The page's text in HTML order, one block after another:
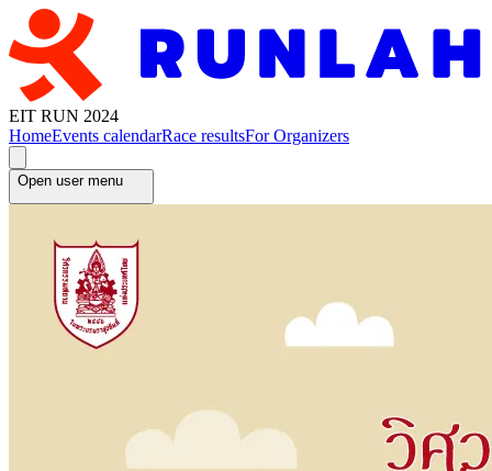
EIT RUN 2024
HomeEvents calendarRace resultsFor Organizers
Open user menu